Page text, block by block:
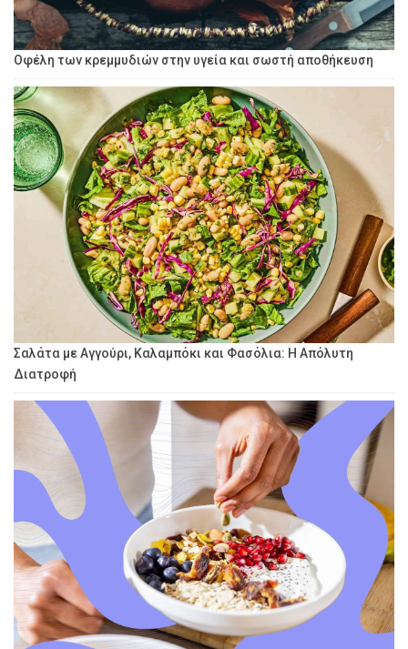
Οφέλη των κρεμμυδιών στην υγεία και σωστή αποθήκευση
Σαλάτα με Αγγούρι, Καλαμπόκι και Φασόλια: Η Απόλυτη
Διατροφή